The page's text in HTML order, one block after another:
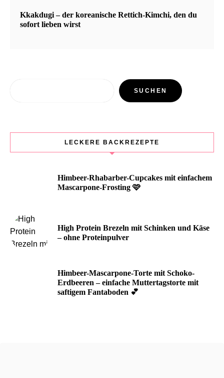
Kkakdugi – der koreanische Rettich-Kimchi, den du
sofort lieben wirst
SUCHEN
LECKERE BACKREZEPTE
Himbeer-Rhabarber-Cupcakes mit einfachem
Mascarpone-Frosting 🩷
High Protein Brezeln mit Schinken und Käse
– ohne Proteinpulver
Himbeer-Mascarpone-Torte mit Schoko-
Erdbeeren – einfache Muttertagstorte mit
saftigem Fantaboden 💕